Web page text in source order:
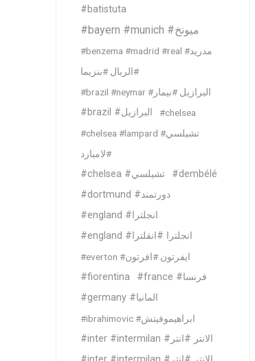
#batistuta
#bayern #munich #ميونخ
#benzema #madrid #real #مدريد
#الريال #بنزيما
#brazil #neymar #البرازيل #نيمار
#brazil #البرازيل
#chelsea
#chelsea #lampard #تشيلسي
#لامبارد
#chelsea #تشيلسي
#dembélé
#dortmund #دورتمند
#england #انجلترا
#england #انجلترا #انقلترا
#everton #ايفرتون #افرتون
#fiorentina
#france #فرنسا
#germany #المانيا
#ibrahimovic #ابراهيموفيتش
#inter #intermilan #الانتر #انتر